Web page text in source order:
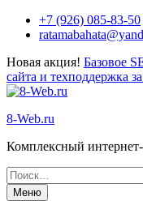
+7 (926) 085-83-50
Новая акция! Базовое
сайта и техподдержка
8-Web.ru
Комплексный
Меню